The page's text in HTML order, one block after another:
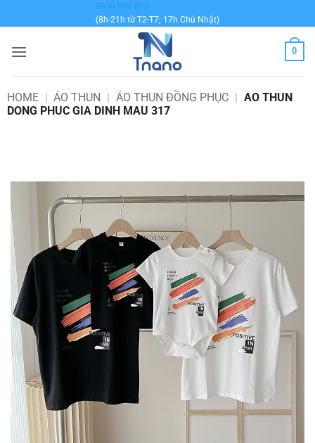
qua
dung
0936 999 878
(8h-21h từ T2-T7; 17h Chủ Nhật)
0
HOME | ÁO THUN | ÁO THUN ĐỒNG PHỤC | AO THUN
DONG PHUC GIA DINH MAU 317